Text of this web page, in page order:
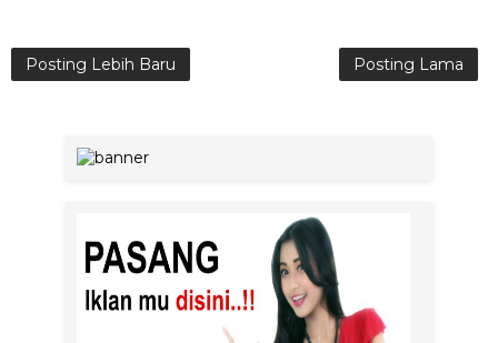
Posting Lebih Baru Posting Lama